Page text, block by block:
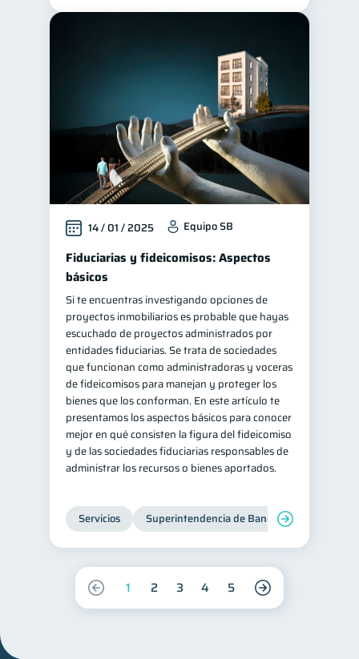
14 / 01 / 2025 Equipo SB
Fiduciarias y fideicomisos: Aspectos
básicos
Si te encuentras investigando opciones de
proyectos inmobiliarios es probable que hayas
escuchado de proyectos administrados por
entidades fiduciarias. Se trata de sociedades
que funcionan como administradoras y voceras
de fideicomisos para manejan y proteger los
bienes que los conforman. En este artículo te
presentamos los aspectos básicos para conocer
mejor en qué consisten la figura del fideicomiso
y de las sociedades fiduciarias responsables de
administrar los recursos o bienes aportados.
Servicios Superintendencia de Bancos
1 2 3 4 5